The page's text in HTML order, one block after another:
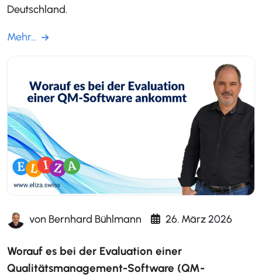
Deutschland.
Mehr...
von Bernhard Bühlmann 26. März 2026
Worauf es bei der Evaluation einer
Qualitätsmanagement-Software (QM-